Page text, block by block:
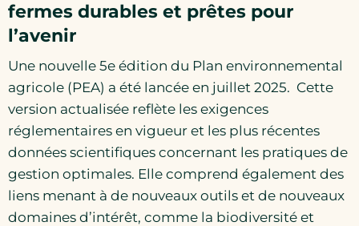
fermes durables et prêtes pour
l’avenir
Une nouvelle 5e édition du Plan environnemental
agricole (PEA) a été lancée en juillet 2025. Cette
version actualisée reflète les exigences
réglementaires en vigueur et les plus récentes
données scientifiques concernant les pratiques de
gestion optimales. Elle comprend également des
liens menant à de nouveaux outils et de nouveaux
domaines d’intérêt, comme la biodiversité et